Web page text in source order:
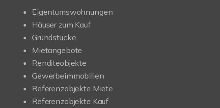
Eigentumswohnungen
Häuser zum Kauf
Grundstücke
Mietangebote
Renditeobjekte
Gewerbeimmobilien
Referenzobjekte Miete
Referenzobjekte Kauf